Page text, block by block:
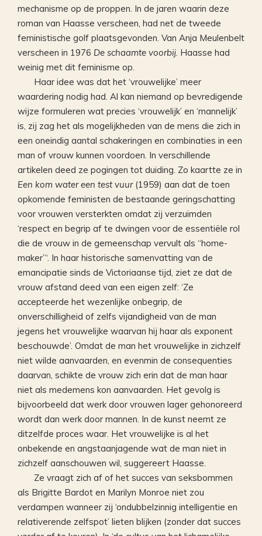
mechanisme op de proppen. In de jaren waarin deze
roman van Haasse verscheen, had net de tweede
feministische golf plaatsgevonden. Van Anja Meulenbelt
verscheen in 1976 De schaamte voorbij. Haasse had
weinig met dit feminisme op.
Haar idee was dat het ‘vrouwelijke’ meer
waardering nodig had. Al kan niemand op bevredigende
wijze formuleren wat precies ‘vrouwelijk’ en ‘mannelijk’
is, zij zag het als mogelijkheden van de mens die zich in
een oneindig aantal schakeringen en combinaties in een
man of vrouw kunnen voordoen. In verschillende
artikelen deed ze pogingen tot duiding. Zo kaartte ze in
Een kom water een test vuur (1959) aan dat de toen
opkomende feministen de bestaande geringschatting
voor vrouwen versterkten omdat zij verzuimden
‘respect en begrip af te dwingen voor de essentiële rol
die de vrouw in de gemeenschap vervult als “home-
maker”‘. In haar historische samenvatting van de
emancipatie sinds de Victoriaanse tijd, ziet ze dat de
vrouw afstand deed van een eigen zelf: ‘Ze
accepteerde het wezenlijke onbegrip, de
onverschilligheid of zelfs vijandigheid van de man
jegens het vrouwelijke waarvan hij haar als exponent
beschouwde’. Omdat de man het vrouwelijke in zichzelf
niet wilde aanvaarden, en evenmin de consequenties
daarvan, schikte de vrouw zich erin dat de man haar
niet als medemens kon aanvaarden. Het gevolg is
bijvoorbeeld dat werk door vrouwen lager gehonoreerd
wordt dan werk door mannen. In de kunst neemt ze
ditzelfde proces waar. Het vrouwelijke is al het
onbekende en angstaanjagende wat de man niet in
zichzelf aanschouwen wil, suggereert Haasse.
Ze vraagt zich af of het succes van seksbommen
als Brigitte Bardot en Marilyn Monroe niet zou
verdampen wanneer zij ‘ondubbelzinnig intelligentie en
relativerende zelfspot’ lieten blijken (zonder dat succes